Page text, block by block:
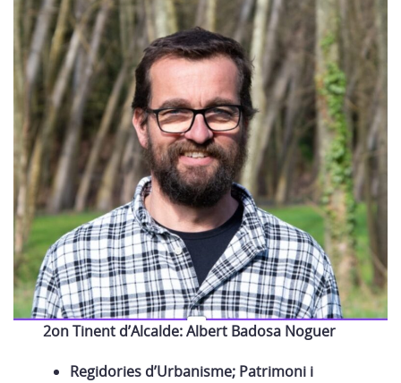
2on Tinent d’Alcalde: Albert Badosa Noguer
Regidories d’Urbanisme; Patrimoni i